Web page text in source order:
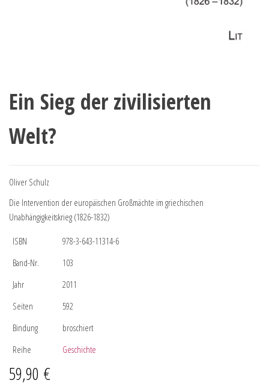
Ein Sieg der zivilisierten
Welt?
Oliver Schulz
Die Intervention der europäischen Großmächte im griechischen
Unabhängigkeitskrieg (1826-1832)
ISBN
978-3-643-11314-6
Band-Nr.
103
Jahr
2011
Seiten
592
Bindung
broschiert
Reihe
Geschichte
59,90 €